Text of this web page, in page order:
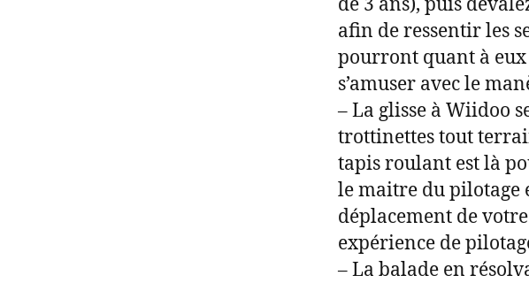
afin de ressentir les
pourront quant à eux
s’amuser avec le
– La glisse à Wiidoo
trottinettes tout
tapis roulant est là
le maitre du pilotage
déplacement de
expérience de
– La balade en